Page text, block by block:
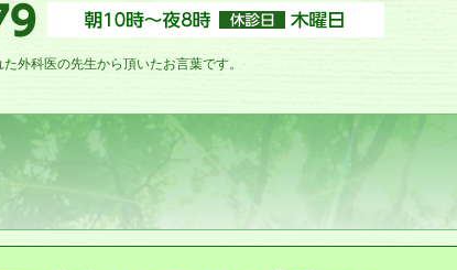
外科医の先生から頂いたお言葉です。